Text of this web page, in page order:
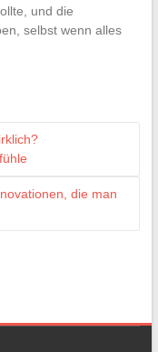
und die
selbst wenn alles
die man